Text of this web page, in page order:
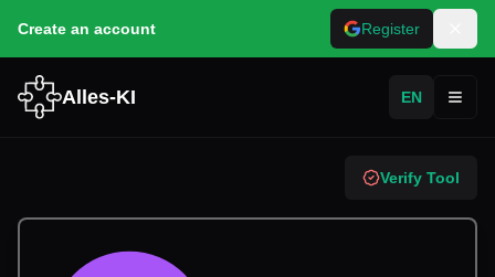
Create an account Register
Alles-KI EN
Verify Tool